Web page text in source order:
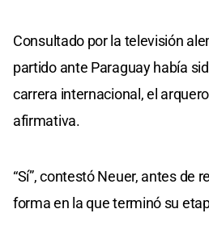
Consultado por la televisión
partido ante Paraguay había
carrera internacional, el
afirmativa.
“Sí”, contestó Neuer, antes de
forma en la que terminó su